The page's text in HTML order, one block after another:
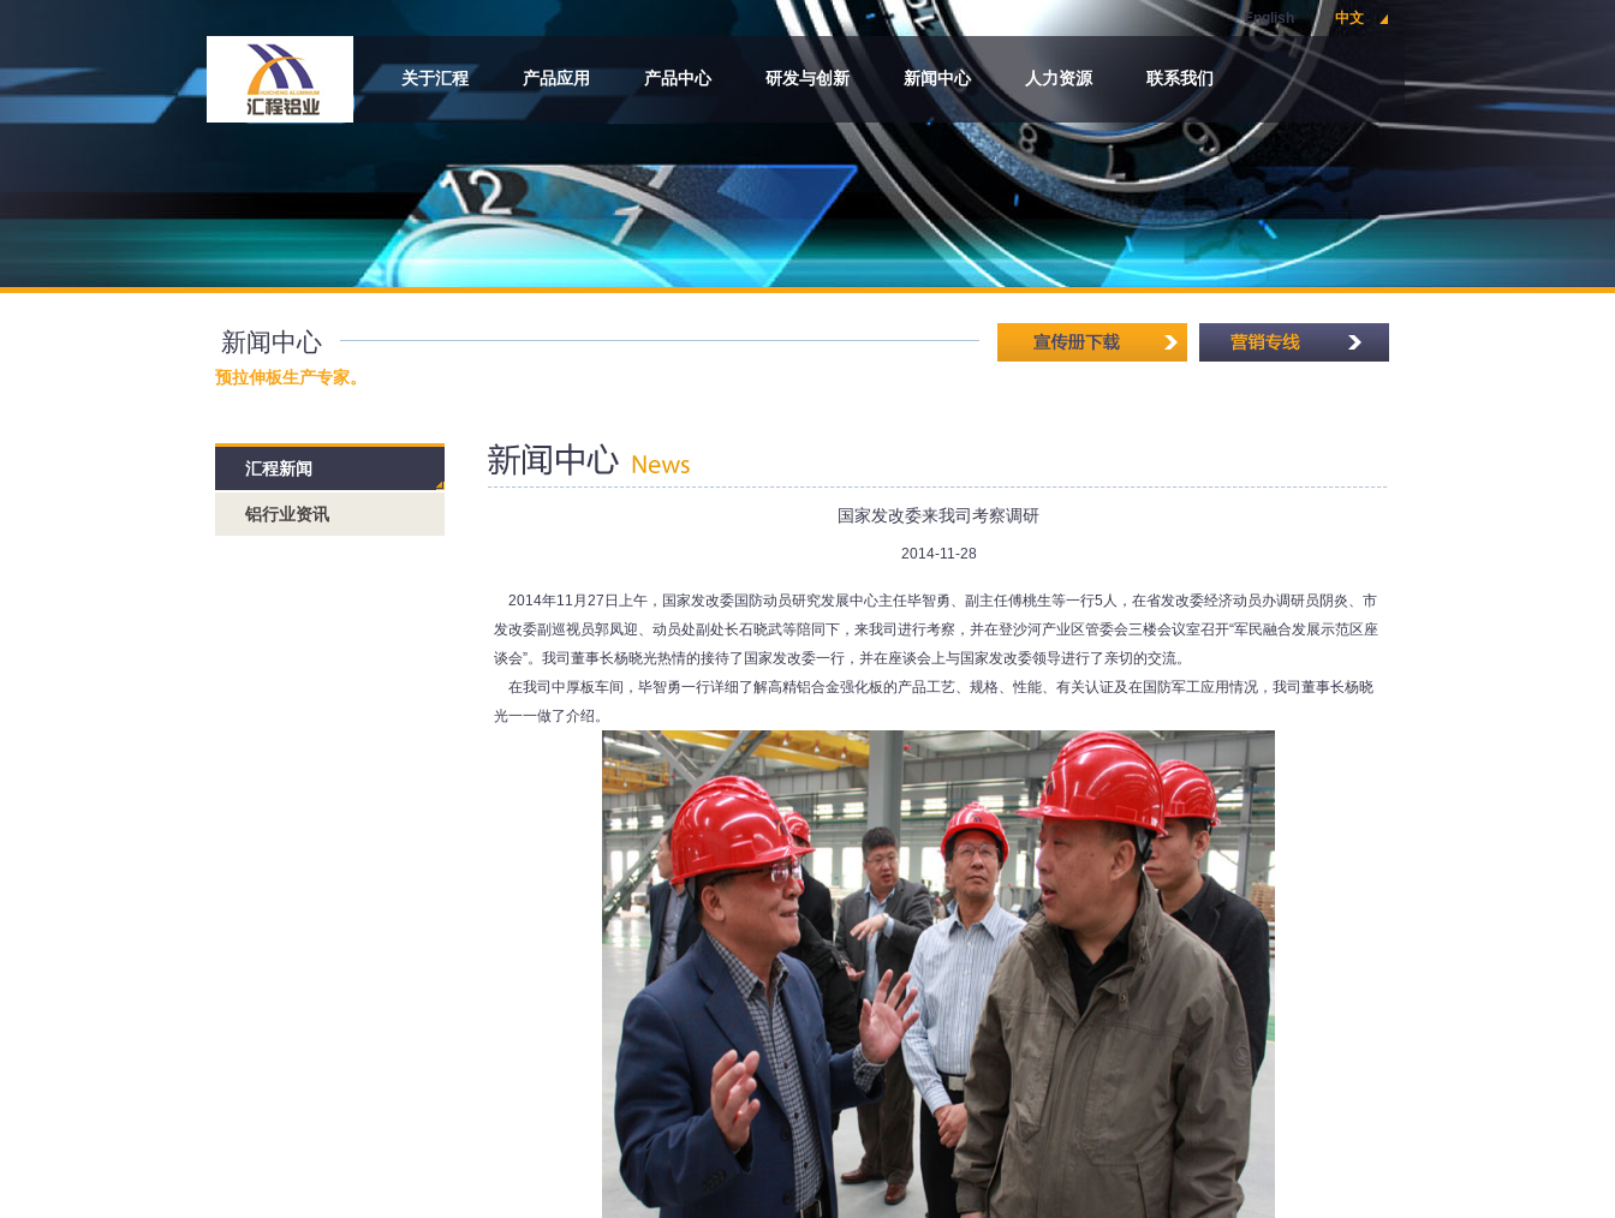
English 中文
关于汇程 产品应用 产品中心 研发与创新 新闻中心 人力资源 联系我们
新闻中心
预拉伸板生产专家。
汇程新闻
铝行业资讯 国家发改委来我司考察调研
2014-11-28
2014年11月27日上午，国家发改委国防动员研究发展中心主任毕智勇、副主任傅桃生等一行5人，在省发改委经济动员办调研员阴炎、市
发改委副巡视员郭凤迎、动员处副处长石晓武等陪同下，来我司进行考察，并在登沙河产业区管委会三楼会议室召开“军民融合发展示范区座
谈会”。我司董事长杨晓光热情的接待了国家发改委一行，并在座谈会上与国家发改委领导进行了亲切的交流。
在我司中厚板车间，毕智勇一行详细了解高精铝合金强化板的产品工艺、规格、性能、有关认证及在国防军工应用情况，我司董事长杨晓
光一一做了介绍。